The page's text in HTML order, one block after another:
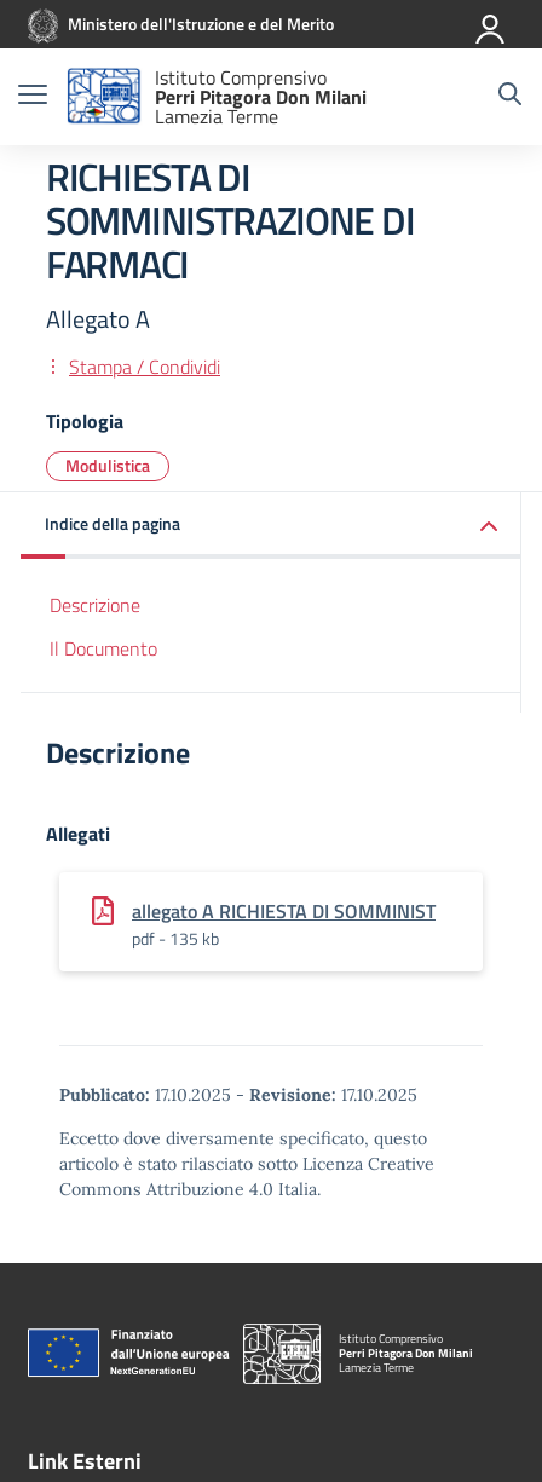
Vai ai contenuti
Vai al menu di navigazione
Vai al footerMinistero dell'Istruzione e del Merito
Istituto Comprensivo
Perri Pitagora Don Milani
Lamezia Terme
RICHIESTA DI
SOMMINISTRAZIONE DI
FARMACI
Allegato A
Stampa / Condividi
Tipologia
Modulistica
Indice della pagina
Descrizione
Il Documento
Descrizione
Allegati
allegato A RICHIESTA DI SOMMINIST
pdf - 135 kb
Pubblicato: 17.10.2025 - Revisione: 17.10.2025
Eccetto dove diversamente specificato, questo
articolo è stato rilasciato sotto Licenza Creative
Commons Attribuzione 4.0 Italia.
Istituto Comprensivo
Perri Pitagora Don Milani
Lamezia Terme
Link Esterni